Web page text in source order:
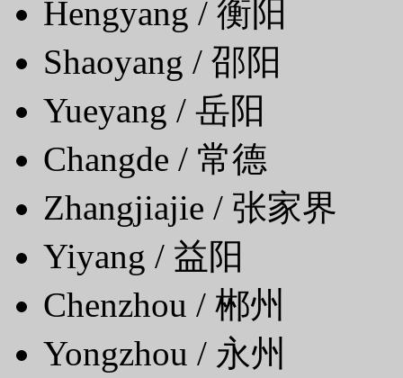
Hengyang / 衡阳
Shaoyang / 邵阳
Yueyang / 岳阳
Changde / 常德
Zhangjiajie / 张家界
Yiyang / 益阳
Chenzhou / 郴州
Yongzhou / 永州